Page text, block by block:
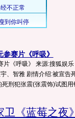
赛片《呼吸》
片《呼吸》 来源:搜狐娱
、智雅 剧情介绍:被宣告
刑犯张震(张震饰)试图
卫《蓝莓之夜